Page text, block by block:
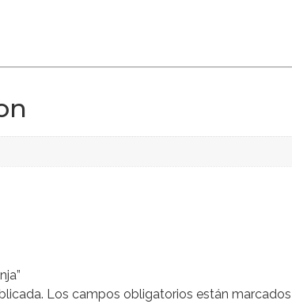
Los campos obligatorios están